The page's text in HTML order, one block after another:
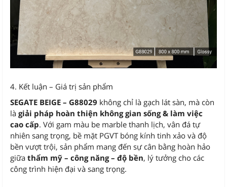
4. Kết luận – Giá trị sản phẩm
SEGATE BEIGE – G88029 không chỉ là gạch lát sàn, mà còn
là giải pháp hoàn thiện không gian sống & làm việc
cao cấp. Với gam màu be marble thanh lịch, vân đá tự
nhiên sang trọng, bề mặt PGVT bóng kính tinh xảo và độ
bền vượt trội, sản phẩm mang đến sự cân bằng hoàn hảo
giữa thẩm mỹ – công năng – độ bền, lý tưởng cho các
công trình hiện đại và sang trọng.